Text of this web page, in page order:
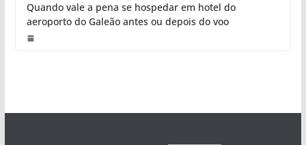
Quando vale a pena se hospedar em hotel do
aeroporto do Galeão antes ou depois do voo